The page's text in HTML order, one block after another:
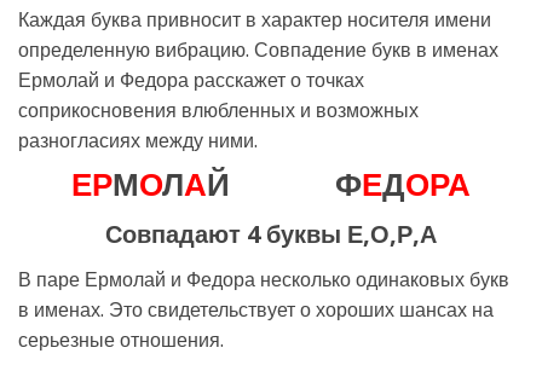
Каждая буква привносит в характер носителя имени
определенную вибрацию. Совпадение букв в именах
Ермолай и Федора расскажет о точках
соприкосновения влюбленных и возможных
разногласиях между ними.
ЕРМОЛАЙ ФЕДОРА
Совпадают 4 буквы Е,О,Р,А
В паре Ермолай и Федора несколько одинаковых букв
в именах. Это свидетельствует о хороших шансах на
серьезные отношения.